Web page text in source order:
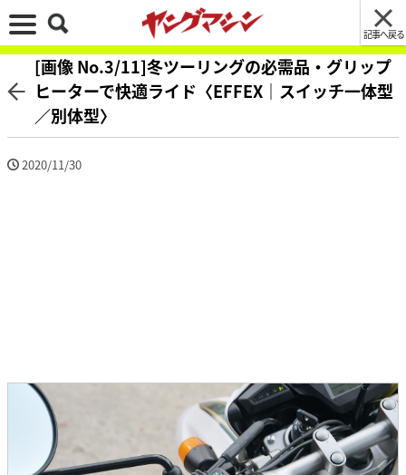
記事へ戻る
[画像 No.3/11]冬ツーリングの必需品・グリップ
ヒーターで快適ライド〈EFFEX｜スイッチ一体型
／別体型〉
2020/11/30